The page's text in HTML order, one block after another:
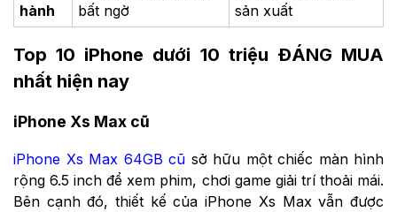
hành
bất ngờ
sản xuất
Top 10 iPhone dưới 10 triệu ĐÁNG MUA
nhất hiện nay
iPhone Xs Max cũ
iPhone Xs Max 64GB cũ sở hữu một chiếc màn hình
rộng 6.5 inch để xem phim, chơi game giải trí thoải mái.
Bên cạnh đó, thiết kế của iPhone Xs Max vẫn được